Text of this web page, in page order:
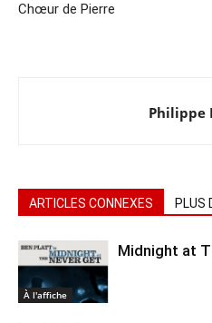
Chœur de Pierre
Philippe
ARTICLES CONNEXES PLUS
À l'affiche
Midnight at